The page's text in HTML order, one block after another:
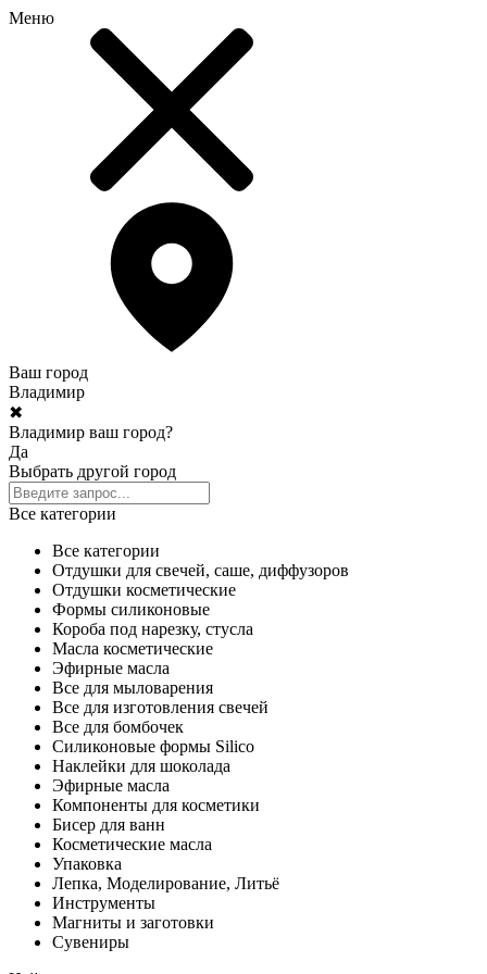
Меню
Ваш город
Владимир
✖
Владимир ваш город?
Да
Выбрать другой город
Все категории
Все категории
Отдушки для свечей, саше, диффузоров
Отдушки косметические
Формы силиконовые
Короба под нарезку, стусла
Масла косметические
Эфирные масла
Все для мыловарения
Все для изготовления свечей
Все для бомбочек
Силиконовые формы Silico
Наклейки для шоколада
Эфирные масла
Компоненты для косметики
Бисер для ванн
Косметические масла
Упаковка
Лепка, Моделирование, Литьё
Инструменты
Магниты и заготовки
Сувениры